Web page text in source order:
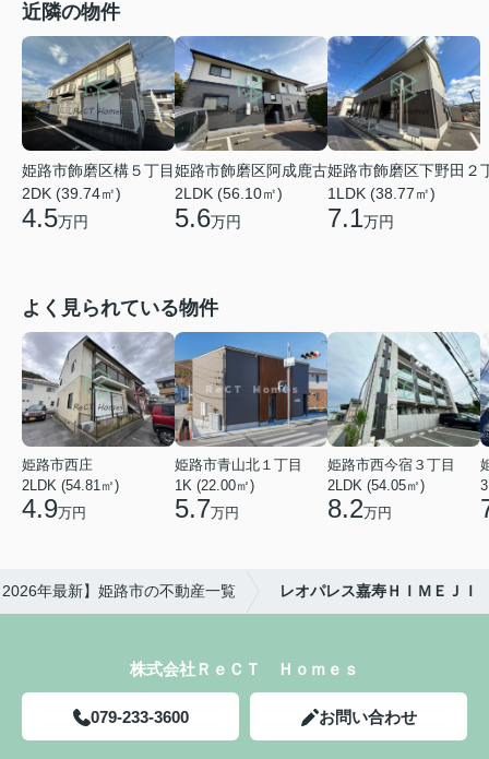
近隣の物件
姫路市飾磨区構５丁目
2DK (39.74㎡)
4.5万円
姫路市飾磨区阿成鹿古
2LDK (56.10㎡)
5.6万円
姫路市飾磨区下野田２
1LDK (38.77㎡)
7.1万円
よく見られている物件
姫路市西庄
2LDK (54.81㎡)
4.9万円
姫路市青山北１丁目
1K (22.00㎡)
5.7万円
姫路市西今宿３丁目
2LDK (54.05㎡)
8.2万円
年最新】姫路市の不動産一覧 レオパレス嘉寿ＨＩＭＥＪＩ
株式会社ＲｅＣＴ Ｈｏｍｅｓ
079-233-3600 お問い合わせ